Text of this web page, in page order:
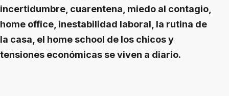
incertidumbre, cuarentena, miedo al contagio,
home office, inestabilidad laboral, la rutina de
la casa, el home school de los chicos y
tensiones económicas se viven a diario.